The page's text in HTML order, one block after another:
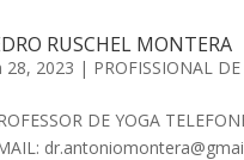
RUSCHEL MONTERA
28, 2023 | PROFISSIONAL
DE YOGA